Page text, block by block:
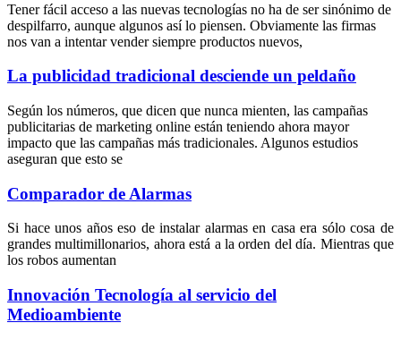
Tener fácil acceso a las nuevas tecnologías no ha de ser sinónimo de
despilfarro, aunque algunos así lo piensen. Obviamente las firmas
nos van a intentar vender siempre productos nuevos,
La publicidad tradicional desciende un peldaño
Según los números, que dicen que nunca mienten, las campañas
publicitarias de marketing online están teniendo ahora mayor
impacto que las campañas más tradicionales. Algunos estudios
aseguran que esto se
Comparador de Alarmas
Si hace unos años eso de instalar alarmas en casa era sólo cosa de
grandes multimillonarios, ahora está a la orden del día. Mientras que
los robos aumentan
Innovación Tecnología al servicio del
Medioambiente